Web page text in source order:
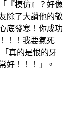
『模仿』？⁣好像
除了大讚他的敬
底發寒！你成功
！！我要氣死
真的是恨的牙
好！！！」。